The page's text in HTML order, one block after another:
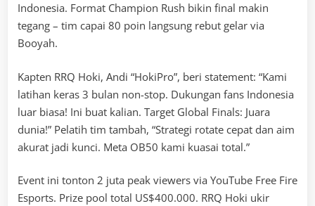
Indonesia. Format Champion Rush bikin final makin
tegang – tim capai 80 poin langsung rebut gelar via
Booyah.
Kapten RRQ Hoki, Andi “HokiPro”, beri statement: “Kami
latihan keras 3 bulan non-stop. Dukungan fans Indonesia
luar biasa! Ini buat kalian. Target Global Finals: Juara
dunia!” Pelatih tim tambah, “Strategi rotate cepat dan aim
akurat jadi kunci. Meta OB50 kami kuasai total.”
Event ini tonton 2 juta peak viewers via YouTube Free Fire
Esports. Prize pool total US$400.000. RRQ Hoki ukir